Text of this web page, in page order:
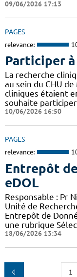
09/06/2026 17:13
PAGES
relevance:
Participer
La recherche
au sein du CHU
cliniques étaient
souhaite
10/06/2026 16:50
PAGES
relevance:
Entrepôt
eDOL
Responsable : Pr
Unité de
Entrepôt de
une rubrique
18/06/2026 13:34
1